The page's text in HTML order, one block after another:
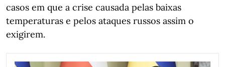
casos em que a crise causada pelas baixas
temperaturas e pelos ataques russos assim o
exigirem.